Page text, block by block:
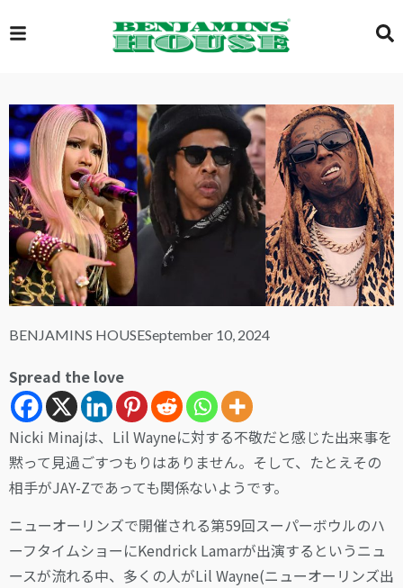
EXCLUSIVE
GLOBAL
VIDEOS
GALLERY
BENJAMINS HOUSESeptember 10, 2024
Spread the love
Nicki Minajは、Lil Wayneに対する不敬だと感じた出来事を
黙って見過ごすつもりはありません。そして、たとえその
相手がJAY-Zであっても関係ないようです。
ニューオーリンズで開催される第59回スーパーボウルのハ
ーフタイムショーにKendrick Lamarが出演するというニュ
ースが流れる中、多くの人がLil Wayne(ニューオーリンズ出